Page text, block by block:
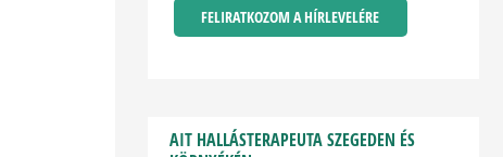
AIT HALLÁSTERAPEUTA SZEGEDEN ÉS